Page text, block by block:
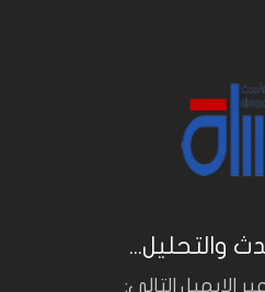
والتحليل...
الايميل التالي: